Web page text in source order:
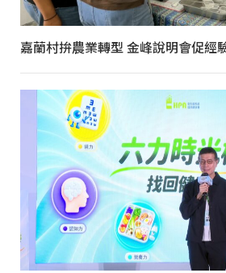
嘉蘭村拚農業轉型 金峰說明會促經